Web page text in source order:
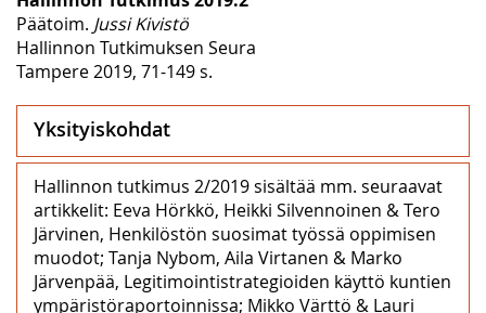
Päätoim. Jussi Kivistö
Hallinnon Tutkimuksen Seura
Tampere 2019, 71-149 s.
Yksityiskohdat
Hallinnon tutkimus 2/2019 sisältää mm. seuraavat
artikkelit: Eeva Hörkkö, Heikki Silvennoinen & Tero
Järvinen, Henkilöstön suosimat työssä oppimisen
muodot; Tanja Nybom, Aila Virtanen & Marko
Järvenpää, Legitimointistrategioiden käyttö kuntien
ympäristöraportoinnissa; Mikko Värttö & Lauri